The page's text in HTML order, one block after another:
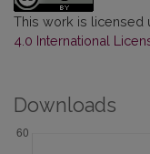
This work is licensed
4.0 International
Downloads